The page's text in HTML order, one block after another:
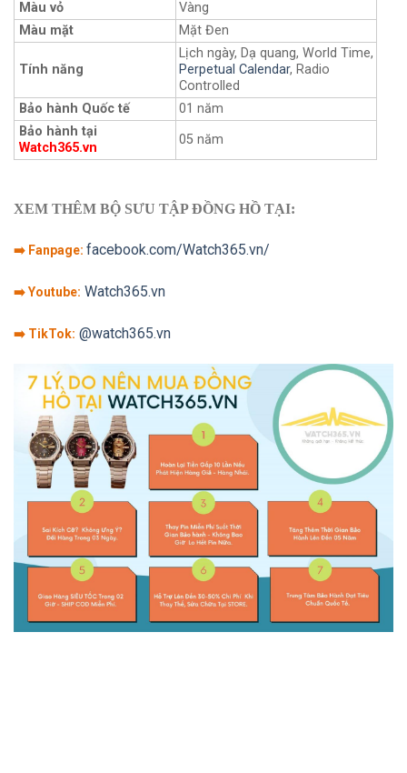
Màu vỏ
Vàng
Màu mặt
Mặt Đen
Tính năng
Lịch ngày, Dạ quang, World Time,
Perpetual Calendar, Radio
Controlled
Bảo hành Quốc tế
01 năm
Bảo hành tại
Watch365.vn
05 năm
XEM THÊM BỘ SƯU TẬP ĐỒNG HỒ TẠI:
➡️ Fanpage: facebook.com/Watch365.vn/
➡️ Youtube: Watch365.vn
➡️ TikTok: @watch365.vn